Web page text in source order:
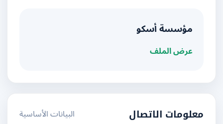
مؤسسة أسكو
عرض الملف
معلومات الاتصال
البيانات الأساسية